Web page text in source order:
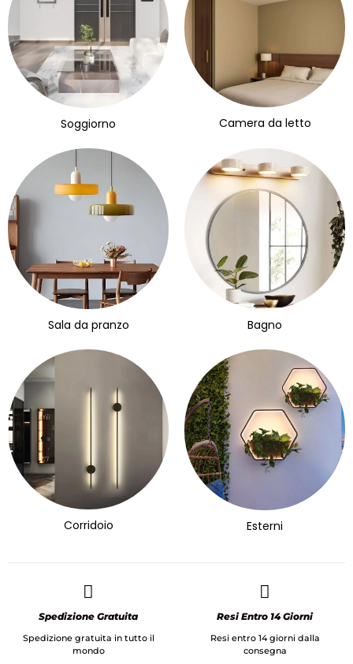
Soggiorno Camera da letto
Sala da pranzo Bagno
Corridoio Esterni
Spedizione Gratuita
Spedizione gratuita in tutto il
mondo
Resi Entro 14 Giorni
Resi entro 14 giorni dalla
consegna